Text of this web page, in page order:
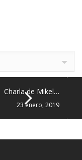
Charla de Mikel…
23 enero, 2019